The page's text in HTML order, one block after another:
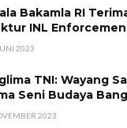
Bakamla RI
INL
2023
TNI: Wayang
Seni Budaya
2023